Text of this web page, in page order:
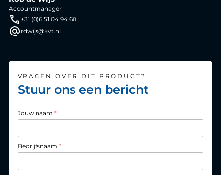
Accountmanager
+31 (0)6 51 04 94 60
rdwijs@kvt.nl
VRAGEN OVER DIT PRODUCT?
Stuur ons een bericht
Jouw naam *
Bedrijfsnaam *